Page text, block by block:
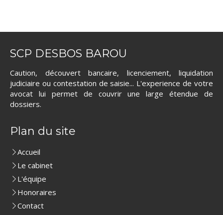
SCP DESBOS BAROU
Caution, découvert bancaire, licenciement, liquidation
judiciaire ou contestation de saisie... L'experience de votre
avocat lui permet de couvrir une large étendue de
dossiers.
Plan du site
Accueil
Le cabinet
L'équipe
Honoraires
Contact